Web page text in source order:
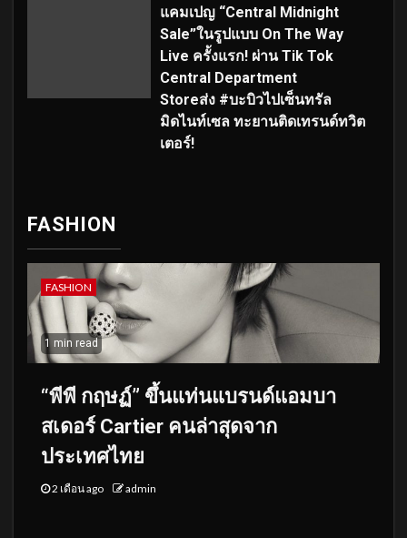
แคมเปญ “Central Midnight
Sale”ในรูปแบบ On The Way
Live ครั้งแรก! ผ่าน Tik Tok
Central Department
Storeส่ง #บะบิวไปเซ็นทรัล
มิดไนท์เซล ทะยานติดเทรนด์ทวิต
เตอร์!
FASHION
FASHION
1 min read
“พีพี กฤษฏ์” ขึ้นแท่นแบรนด์แอมบา
สเดอร์ Cartier คนล่าสุดจาก
ประเทศไทย
2 เดือน ago admin